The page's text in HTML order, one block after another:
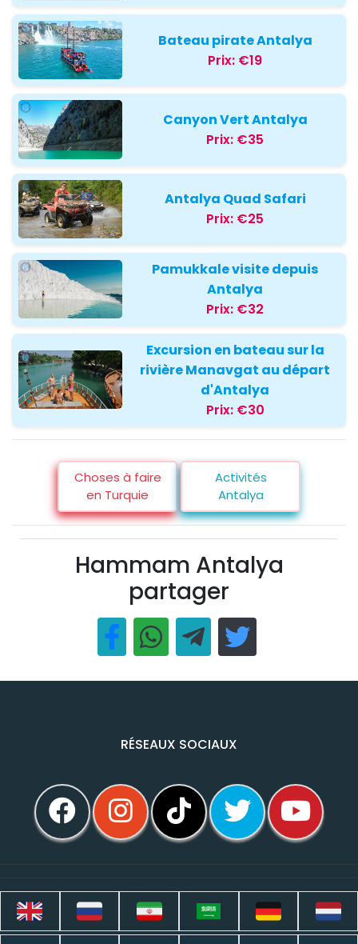
Bateau pirate Antalya
Prix: €19
Canyon Vert Antalya
Prix: €35
Antalya Quad Safari
Prix: €25
Pamukkale visite depuis
Antalya
Prix: €32
Excursion en bateau sur la
rivière Manavgat au départ
d'Antalya
Prix: €30
Choses à faire
en Turquie
Activités
Antalya
Hammam Antalya
partager
RÉSEAUX SOCIAUX